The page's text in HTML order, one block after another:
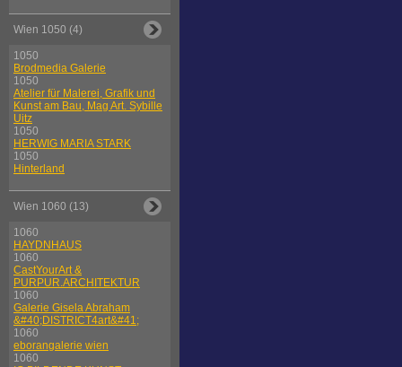
Wien 1050 (4)
1050
Brodmedia Galerie
1050
Atelier für Malerei, Grafik und
Kunst am Bau, Mag Art. Sybille
Uitz
1050
HERWIG MARIA STARK
1050
Hinterland
Wien 1060 (13)
1060
HAYDNHAUS
1060
CastYourArt &
PURPUR.ARCHITEKTUR
1060
Galerie Gisela Abraham
&#40;DISTRICT4art&#41;
1060
eborangalerie wien
1060